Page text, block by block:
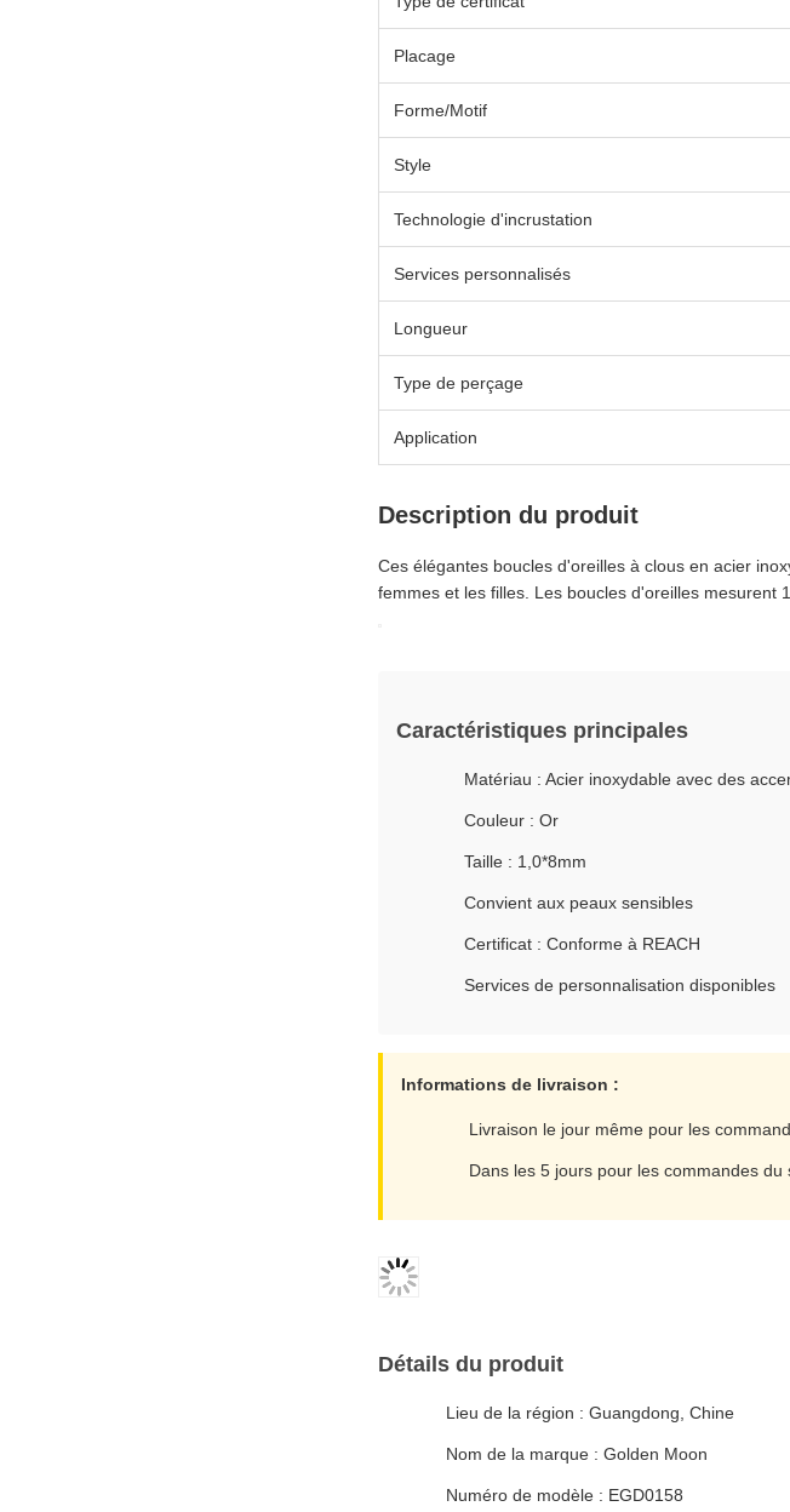
Placage
Forme/Motif
Style
Technologie d'incrustation
Services personnalisés
Longueur
Type de perçage
Application
Description du produit
Ces élégantes boucles d'oreilles à clous en acier
femmes et les filles. Les boucles d'oreilles mesurent
Caractéristiques principales
Matériau : Acier inoxydable avec des
Couleur : Or
Taille : 1,0*8mm
Convient aux peaux sensibles
Certificat : Conforme à REACH
Services de personnalisation disponibles
Informations de livraison :
Livraison le jour même pour les
Dans les 5 jours pour les commandes
Détails du produit
Lieu de la région : Guangdong, Chine
Nom de la marque : Golden Moon
Numéro de modèle : EGD0158